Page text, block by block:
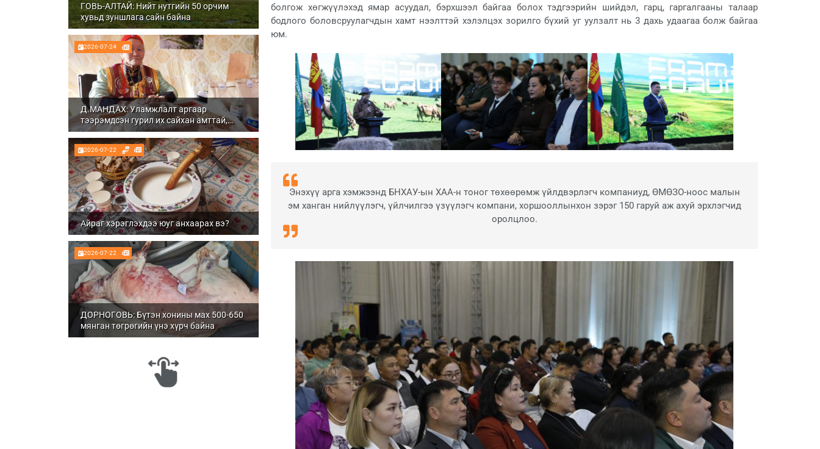
ГОВЬ-АЛТАЙ: Нийт нутгийн 50 орчим
хувьд зуншлага сайн байна
2026-07-24
Д.МАНДАХ: Уламжлалт аргаар
тээрэмдсэн гурил их сайхан амттай,
шим тэжээлтэй болдог
2026-07-22
Айраг хэрэглэхдээ юуг анхаарах вэ?
2026-07-22
ДОРНОГОВЬ: Бүтэн хонины мах 500-650
мянган төгрөгийн үнэ хүрч байна
болгож хөгжүүлэхэд ямар асуудал, бэрхшээл байгаа болох тэдгээрийн шийдэл, гарц, гаргалгааны талаар
бодлого боловсруулагчдын хамт нээлттэй хэлэлцэх зорилго бүхий уг уулзалт нь 3 дахь удаагаа болж байгаа
юм.
Энэхүү арга хэмжээнд БНХАУ-ын ХАА-н тоног төхөөрөмж үйлдвэрлэгч компаниуд, ӨМӨЗО-ноос малын
эм ханган нийлүүлэгч, үйлчилгээ үзүүлэгч компани, хоршооллынхон зэрэг 150 гаруй аж ахуй эрхлэгчид
оролцлоо.